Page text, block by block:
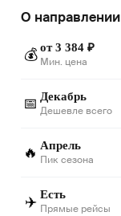
О направлении
💰 от 3 384 ₽
Мин. цена
📅 Декабрь
Дешевле всего
🔥 Апрель
Пик сезона
✈️ Есть
Прямые рейсы